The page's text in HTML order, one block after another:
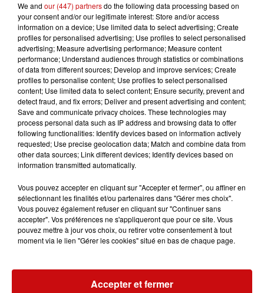
We and our (447) partnersdo the following data processing based on
your consent and/or our legitimate interest: Store and/or access
information on a device; Use limited data to select advertising; Create
profiles for personalised advertising; Use profiles to select personalised
advertising; Measure advertising performance; Measure content
performance; Understand audiences through statistics or combinations
of data from different sources; Develop and improve services; Create
profiles to personalise content; Use profiles to select personalised
content; Use limited data to select content; Ensure security, prevent and
detect fraud, and fix errors; Deliver and present advertising and content;
Save and communicate privacy choices. These technologies may
process personal data such as IP address and browsing data to offer
following functionalities: Identify devices based on information actively
requested; Use precise geolocation data; Match and combine data from
other data sources; Link different devices; Identify devices based on
information transmitted automatically.
Vous pouvez accepter en cliquant sur "Accepter et fermer", ou affiner en
sélectionnant les finalités et/ou partenaires dans "Gérer mes choix".
Vous pouvez également refuser en cliquant sur "Continuer sans
accepter". Vos préférences ne s'appliqueront que pour ce site. Vous
pouvez mettre à jour vos choix, ou retirer votre consentement à tout
moment via le lien "Gérer les cookies" situé en bas de chaque page.
Accepter et fermer